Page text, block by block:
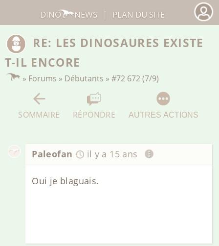
RE: LES DINOSAURES EXISTE
T-IL ENCORE
» Forums » Débutants »#72 672 (7/9)
SOMMAIRE RÉPONDRE AUTRES ACTIONS
Paleofan il y a 15 ans
Oui je blaguais.
DINO NEWS | PLAN DU SITE